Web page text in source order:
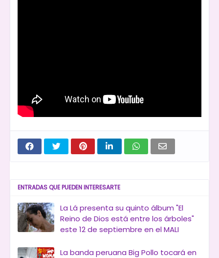
ENTRADAS QUE PUEDEN INTERESARTE
La Lá presenta su quinto álbum "El
Reino de Dios está entre los árboles"
este 12 de septiembre en el MALI
La banda peruana Big Pollo tocará en